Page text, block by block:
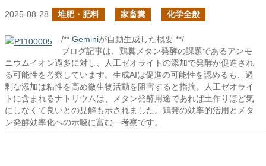
2025-08-28 堆肥・肥料 家畜糞 化学全般
/** Geminiが自動生成した概要 **/
ブログ記事は、鶏糞メタン発酵の課題であるアンモ
ニウムイオン過多に対し、人工ゼオライトの添加で発酵が促進され
る可能性を考察しています。生成AIは促進の可能性を認めるも、過
剰な添加は粘性を高め微生物活動を阻害すると指摘。人工ゼオライ
トに含まれるナトリウムは、メタン発酵用途であれば土作りほど気
にしなくて良いとの見解も示されました。鶏糞の効率的活用とメタ
ン発酵効率化への示唆に富む一考察です。